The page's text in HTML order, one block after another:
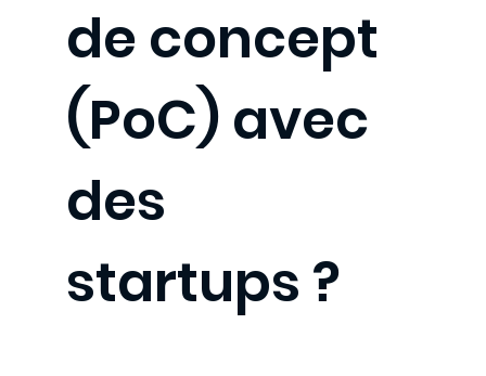
de concept
(PoC) avec
des
startups ?